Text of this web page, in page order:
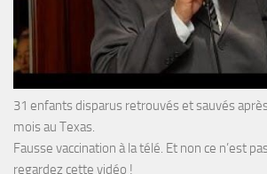
31 enfants disparus retrouvés et sauvés
mois au Texas.
Fausse vaccination à la télé. Et non ce n’est
regardez cette vidéo !